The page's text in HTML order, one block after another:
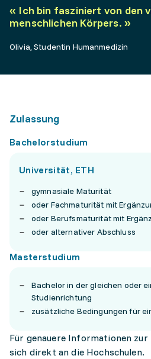
« Ich bin fasziniert von den
menschlichen Körpers. »
Olivia, Studentin Humanmedizin
Zulassung
Bachelorstudium
Universität, ETH
gymnasiale Maturität
oder Fachmaturität mit
oder Berufsmaturität mit
oder alternativer Abschluss
Masterstudium
Bachelor in der gleichen oder
Studienrichtung
zusätzliche Bedingungen für
Für genauere Informationen zur
sich direkt an die Hochschulen.